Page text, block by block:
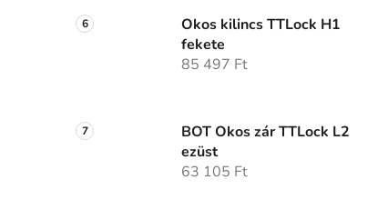
Okos kilincs TTLock H1
fekete
85 497 Ft
BOT Okos zár TTLock L2
ezüst
63 105 Ft